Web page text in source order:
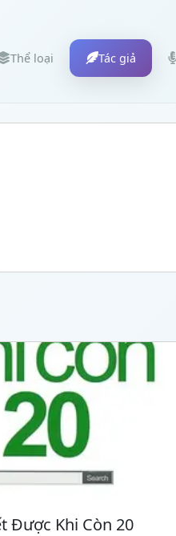
Thể loại Tác giả
Được Khi Còn 20